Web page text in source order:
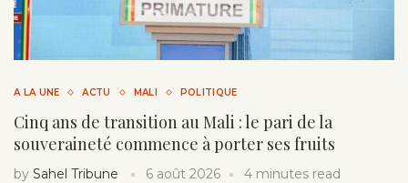
A LA UNE ACTU MALI POLITIQUE
Cinq ans de transition au Mali : le pari de la
souveraineté commence à porter ses fruits
by Sahel Tribune 6 août 2026 4 minutes read